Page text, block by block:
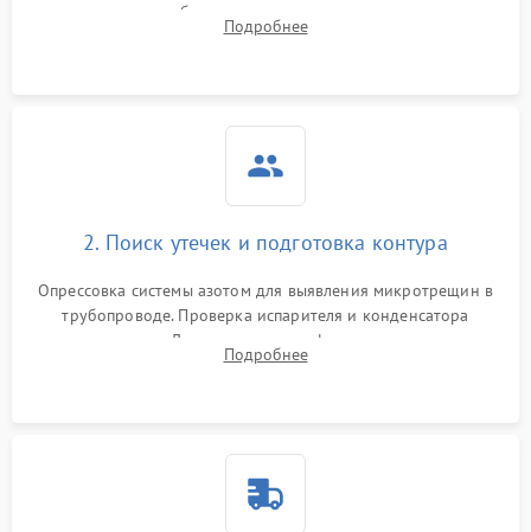
1000 ₽
1800 ₽
сопротивления обмоток мотора, проверка термостата и
считывание кодов ошибок с электронного дисплея.
Подробнее
2. Поиск утечек и подготовка контура
Опрессовка системы азотом для выявления микротрещин в
трубопроводе. Проверка испарителя и конденсатора
течеискателем. Демонтаж старого фильтра-осушителя и
продувка капиллярной трубки для устранения засоров.
Подробнее